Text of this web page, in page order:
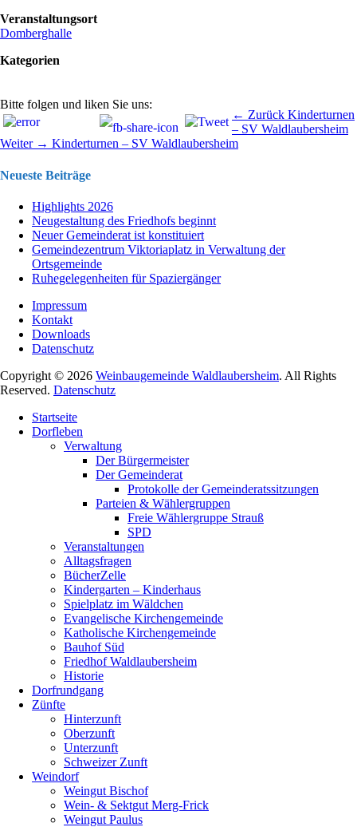
Veranstaltungsort
Domberghalle
Kategorien
Bitte folgen und liken Sie uns:
Beitragsnavigation ← Zurück
Beitrag:
Kinderturnen
– SV Waldlaubersheim
Weiter → Nächster
Kinderturnen – SV Waldlaubersheim
Neueste Beiträge
Highlights 2026
Neugestaltung des Friedhofs beginnt
Neuer Gemeinderat ist konstituiert
Gemeindezentrum Viktoriaplatz in Verwaltung der
Ortsgemeinde
Ruhegelegenheiten für Spaziergänger
Impressum
Kontakt
Downloads
Datenschutz
Copyright © 2026 Weinbaugemeinde Waldlaubersheim. All Rights
Reserved. Datenschutz
oben
scrollen
Startseite
Dorfleben
Verwaltung
Der Bürgermeister
Der Gemeinderat
Protokolle der Gemeinderatssitzungen
Parteien & Wählergruppen
Freie Wählergruppe Strauß
SPD
Veranstaltungen
Alltagsfragen
BücherZelle
Kindergarten – Kinderhaus
Spielplatz im Wäldchen
Evangelische Kirchengemeinde
Katholische Kirchengemeinde
Bauhof Süd
Friedhof Waldlaubersheim
Historie
Dorfrundgang
Zünfte
Hinterzunft
Oberzunft
Unterzunft
Schweizer Zunft
Weindorf
Weingut Bischof
Wein- & Sektgut Merg-Frick
Weingut Paulus